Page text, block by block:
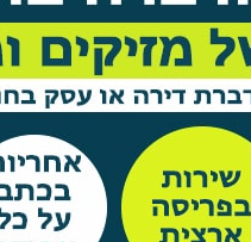
אחרי לחץ ובהלה פניתי
בטוחה וקיבלתי שירות מהיר,
ואמין!